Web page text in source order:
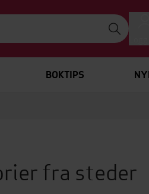
BOKTIPS
fra steder